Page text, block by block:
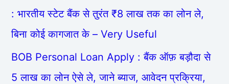
: भारतीय स्टेट बैंक से तुरंत ₹8 लाख तक का लोन ले,
बिना कोई कागजात के – Very Useful
BOB Personal Loan Apply : बैंक ऑफ़ बड़ौदा से
5 लाख का लोन ऐसे ले, जाने ब्याज, आवेदन प्रक्रिया,